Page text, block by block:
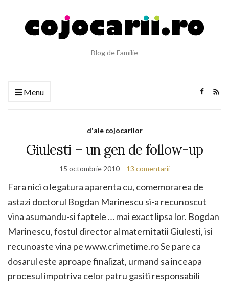
Blog de Familie
Menu
d'ale cojocarilor
Giulesti – un gen de follow-up
15 octombrie 2010 13 comentarii
Fara nici o legatura aparenta cu, comemorarea de
astazi doctorul Bogdan Marinescu si-a recunoscut
vina asumandu-si faptele … mai exact lipsa lor. Bogdan
Marinescu, fostul director al maternitatii Giulesti, isi
recunoaste vina pe www.crimetime.ro Se pare ca
dosarul este aproape finalizat, urmand sa inceapa
procesul impotriva celor patru gasiti responsabili